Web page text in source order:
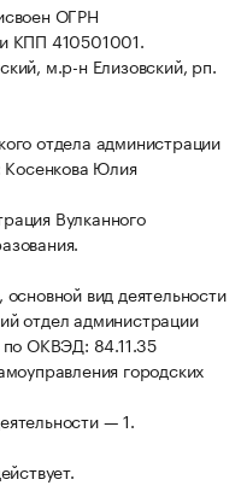
ОГРН
КПП 410501001.
м.р-н Елизовский, рп.
отдела администрации
Косенкова Юлия
Вулканного
вид деятельности
отдел администрации
по ОКВЭД: 84.11.35
городских
— 1.